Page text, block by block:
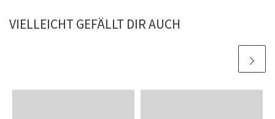
VIELLEICHT GEFÄLLT DIR AUCH